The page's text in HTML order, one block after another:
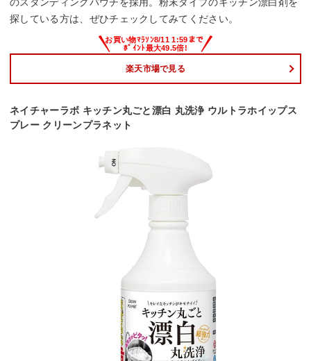
探している方は、ぜひチェックしてみてください。
楽天市場で見る
ネイチャーラボ キッチン丸ごと漂白 丸洗浄 ウルトラホイップス
プレー クリーンプラネット